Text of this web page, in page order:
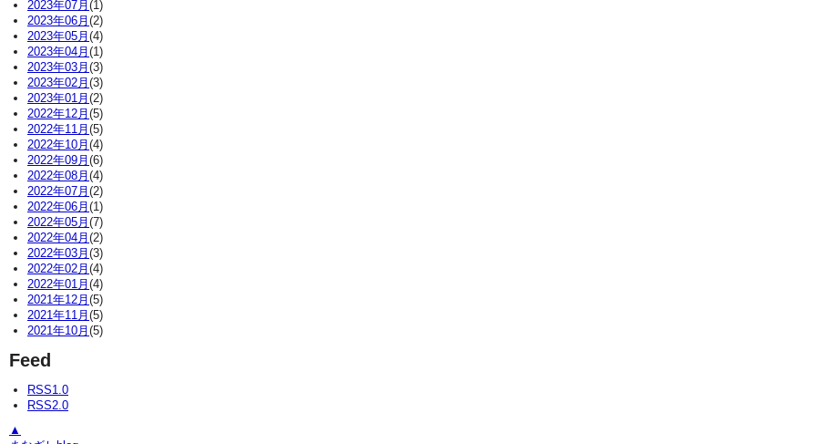
2023年07月(1)
2023年06月(2)
2023年05月(4)
2023年04月(1)
2023年03月(3)
2023年02月(3)
2023年01月(2)
2022年12月(5)
2022年11月(5)
2022年10月(4)
2022年09月(6)
2022年08月(4)
2022年07月(2)
2022年06月(1)
2022年05月(7)
2022年04月(2)
2022年03月(3)
2022年02月(4)
2022年01月(4)
2021年12月(5)
2021年11月(5)
2021年10月(5)
Feed
RSS1.0
RSS2.0
▲